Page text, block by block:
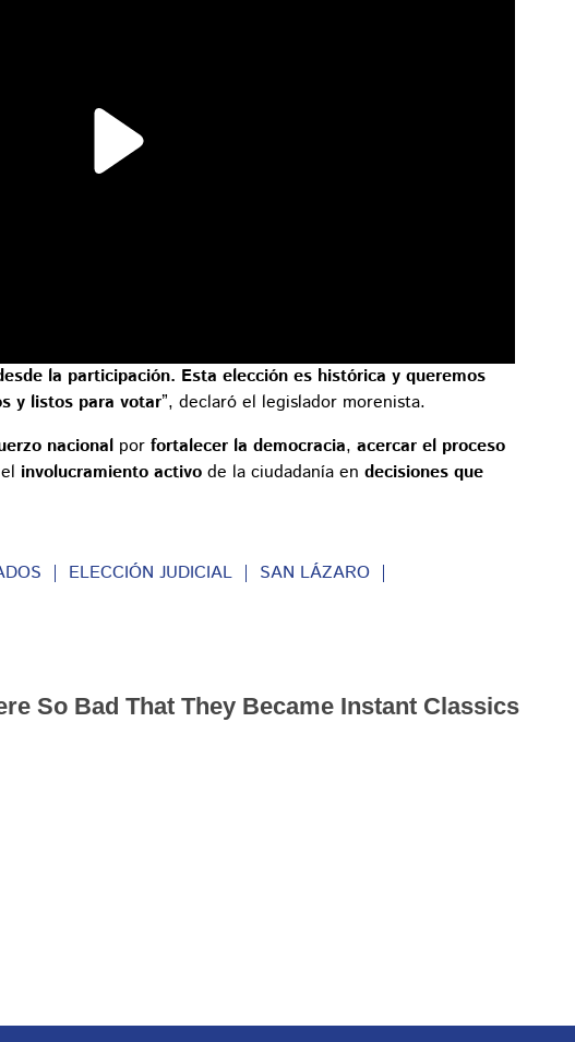
la participación. Esta elección es histórica y queremos
y listos para votar”, declaró el legislador morenista.
nacional por fortalecer la democracia, acercar el proceso
involucramiento activo de la ciudadanía en decisiones que
ELECCIÓN JUDICIAL SAN LÁZARO